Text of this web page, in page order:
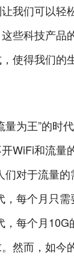
我们可以轻
些科技产品
使得我们的
量为王”的时
WiFi和流量
们对于流量
，每个月只
，每个月
然而，如今